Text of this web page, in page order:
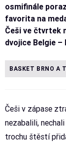
osmifinále
favorita na
Češi ve čtvrtek
dvojice Belgie
BASKET BRNO A
Češi v zápase
nezabalili,
trochu štěstí